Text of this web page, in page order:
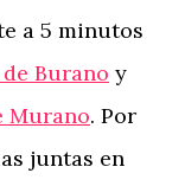
a 5 minutos
Burano y
Murano. Por
juntas en